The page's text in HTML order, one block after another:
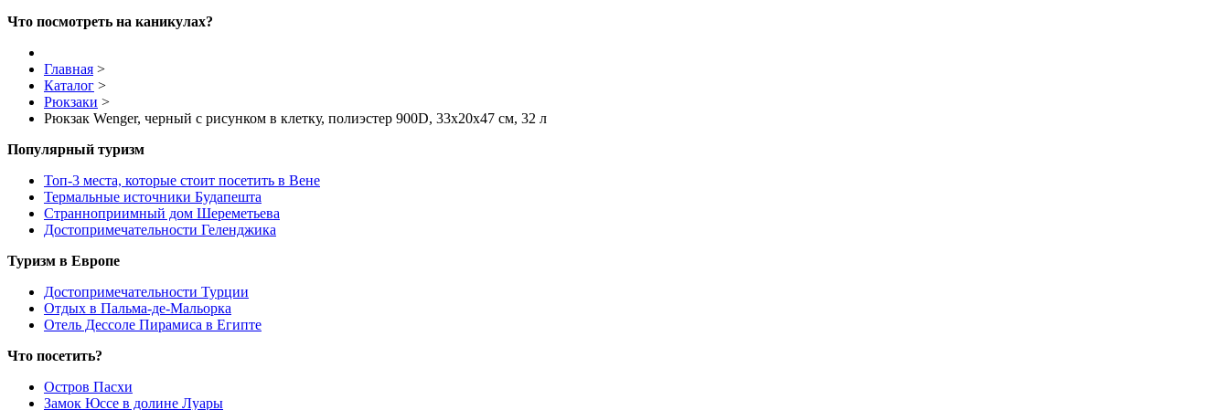
Что посмотреть на каникулах?
Главная >
Каталог >
Рюкзаки >
Рюкзак Wenger, черный с рисунком в клетку, полиэстер 900D, 33x20x47 см, 32 л
Популярный туризм
Топ-3 места, которые стоит посетить в Вене
Термальные источники Будапешта
Странноприимный дом Шереметьева
Достопримечательности Геленджика
Туризм в Европе
Достопримечательности Турции
Отдых в Пальма-де-Мальорка
Отель Дессоле Пирамиса в Египте
Что посетить?
Остров Пасхи
Замок Юссе в долине Луары